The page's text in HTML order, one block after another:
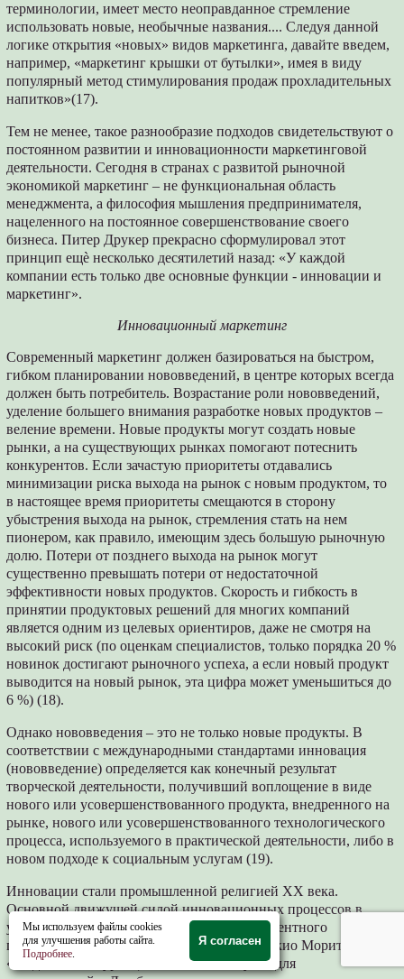
терминологии, имеет место неоправданное стремление
использовать новые, необычные названия.... Следуя данной
логике открытия «новых» видов маркетинга, давайте введем,
например, «маркетинг крышки от бутылки», имея в виду
популярный метод стимулирования продаж прохладительных
напитков»(17).
Тем не менее, такое разнообразие подходов свидетельствуют о
постоянном развитии и инновационности маркетинговой
деятельности. Сегодня в странах с развитой рыночной
экономикой маркетинг – не функциональная область
менеджмента, а философия мышления предпринимателя,
нацеленного на постоянное совершенствование своего
бизнеса. Питер Друкер прекрасно сформулировал этот
принцип ещѐ несколько десятилетий назад: «У каждой
компании есть только две основные функции - инновации и
маркетинг».
Инновационный маркетинг
Современный маркетинг должен базироваться на быстром,
гибком планировании нововведений, в центре которых всегда
должен быть потребитель. Возрастание роли нововведений,
уделение большего внимания разработке новых продуктов –
веление времени. Новые продукты могут создать новые
рынки, а на существующих рынках помогают потеснить
конкурентов. Если зачастую приоритеты отдавались
минимизации риска выхода на рынок с новым продуктом, то
в настоящее время приоритеты смещаются в сторону
убыстрения выхода на рынок, стремления стать на нем
пионером, как правило, имеющим здесь большую рыночную
долю. Потери от позднего выхода на рынок могут
существенно превышать потери от недостаточной
эффективности новых продуктов. Скорость и гибкость в
принятии продуктовых решений для многих компаний
является одним из целевых ориентиров, даже не смотря на
высокий риск (по оценкам специалистов, только порядка 20 %
новинок достигают рыночного успеха, а если новый продукт
выводится на новый рынок, эта цифра может уменьшиться до
6 %) (18).
Однако нововведения – это не только новые продукты. В
соответствии с международными стандартами инновация
(нововведение) определяется как конечный результат
творческой деятельности, получивший воплощение в виде
нового или усовершенствованного продукта, внедренного на
рынке, нового или усовершенствованного технологического
процесса, используемого в практической деятельности, либо в
новом подходе к социальным услугам (19).
Инновации стали промышленной религией ХХ века.
Основной движущей силой инновационных процессов в
условиях рынка является получение конкурентного
преимущества. Как справедливо заметил Акио Морита -
«когда нет конкуренции, меньше стимулов для
Мы используем файлы cookies
для улучшения работы сайта.
Подробнее.
Я согласен